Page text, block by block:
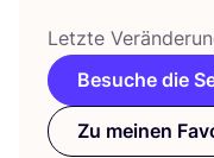
Letz­te
Besuche die
Zu meinen